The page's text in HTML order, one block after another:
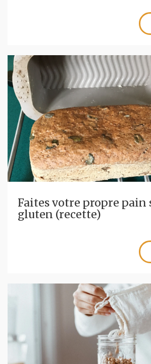
Faites votre propre pain
gluten (recette)